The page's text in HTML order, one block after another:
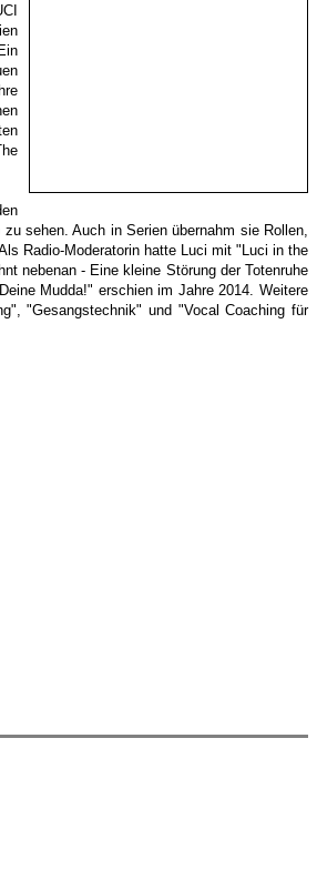
Ein
sehen. Auch in Serien übernahm sie Rollen,
Radio-Moderatorin hatte Luci mit "Luci in the
nebenan - Eine kleine Störung der Totenruhe
Mudda!" erschien im Jahre 2014. Weitere
"Gesangstechnik" und "Vocal Coaching für